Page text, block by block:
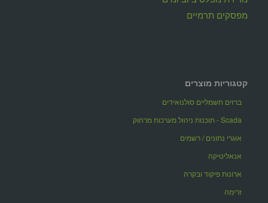
מפסקים תרמיים
קטגוריות מוצרים
ברזים חשמליים סולנואידים
Scada - תוכנות ניהול מערכות מרחוק
אוגרי נתונים / רשמים
אנאליטיקה
ארונות פיקוד ובקרה
זרימה